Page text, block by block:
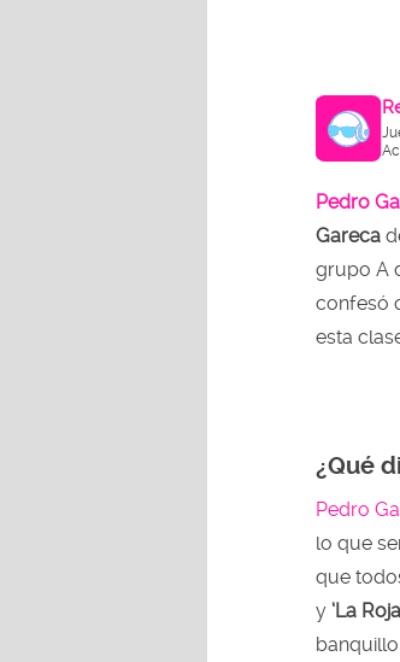
Pedro
Gareca
grupo A
confesó
esta
¿Qué
Pedro
lo que
que
y ‘La
banquillo.